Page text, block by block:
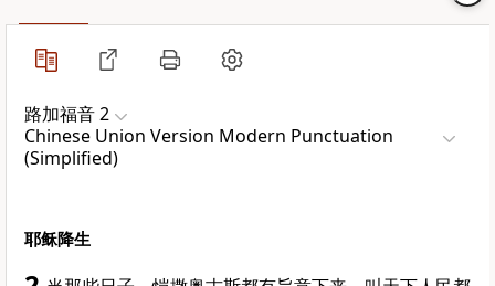
路加福音 2
Chinese Union Version Modern Punctuation
(Simplified)
耶稣降生